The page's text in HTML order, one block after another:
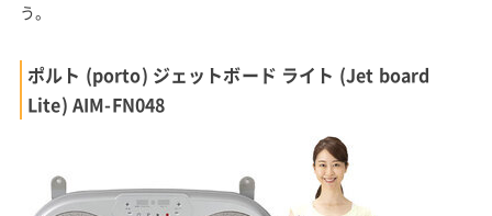
う。
ポルト (porto) ジェットボード ライト (Jet board
Lite) AIM-FN048